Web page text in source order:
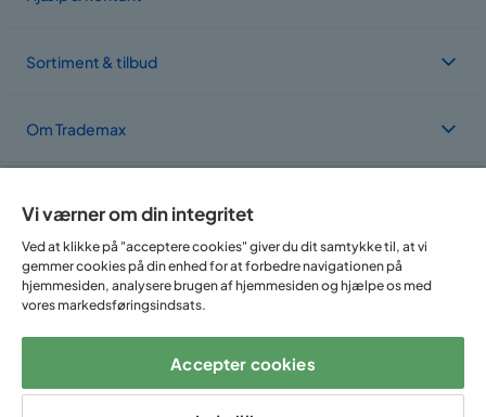
Sortiment & tilbud
Om Trademax
Vi findes i flere forskellige lande
Følg os på:
Vi værner om din integritet
Ved at klikke på "acceptere cookies" giver du dit samtykke til, at vi
gemmer cookies på din enhed for at forbedre navigationen på
hjemmesiden, analysere brugen af hjemmesiden og hjælpe os med
vores markedsføringsindsats.
Accepter cookies